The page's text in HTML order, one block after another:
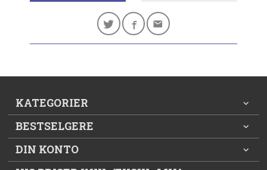
KATEGORIER
BESTSELGERE
DIN KONTO